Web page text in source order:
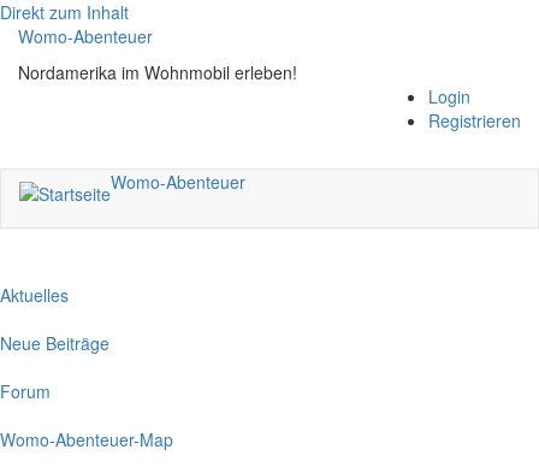
Direkt zum Inhalt
Womo-Abenteuer
Nordamerika im Wohnmobil erleben!
Login
Registrieren
Womo-Abenteuer
Aktuelles
Neue Beiträge
Forum
Womo-Abenteuer-Map